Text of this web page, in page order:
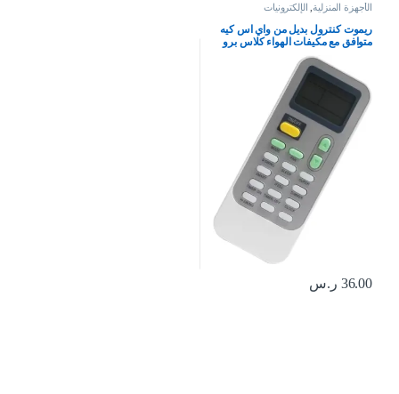
الأجهزة المنزلية, الإلكترونيات
ريموت كنترول بديل من واي اس كيه
متوافق مع مكيفات الهواء كلاس برو
36.00 ر.س